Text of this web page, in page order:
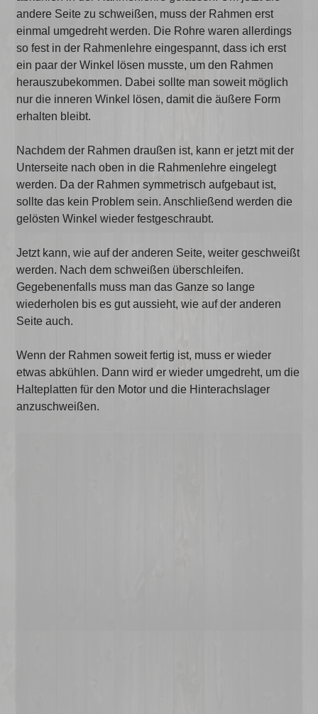
andere Seite zu schweißen, muss der Rahmen erst
einmal umgedreht werden. Die Rohre waren allerdings
so fest in der Rahmenlehre eingespannt, dass ich erst
ein paar der Winkel lösen musste, um den Rahmen
herauszubekommen. Dabei sollte man soweit möglich
nur die inneren Winkel lösen, damit die äußere Form
erhalten bleibt.
Nachdem der Rahmen draußen ist, kann er jetzt mit der
Unterseite nach oben in die Rahmenlehre eingelegt
werden. Da der Rahmen symmetrisch aufgebaut ist,
sollte das kein Problem sein. Anschließend werden die
gelösten Winkel wieder festgeschraubt.
Jetzt kann, wie auf der anderen Seite, weiter geschweißt
werden. Nach dem schweißen überschleifen.
Gegebenenfalls muss man das Ganze so lange
wiederholen bis es gut aussieht, wie auf der anderen
Seite auch.
Wenn der Rahmen soweit fertig ist, muss er wieder
etwas abkühlen. Dann wird er wieder umgedreht, um die
Halteplatten für den Motor und die Hinterachslager
anzuschweißen.